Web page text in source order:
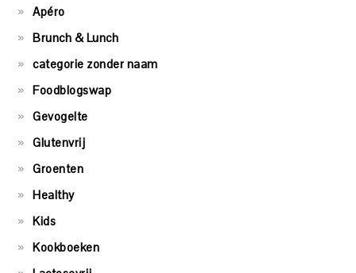
Apéro
Brunch & Lunch
categorie zonder naam
Foodblogswap
Gevogelte
Glutenvrij
Groenten
Healthy
Kids
Kookboeken